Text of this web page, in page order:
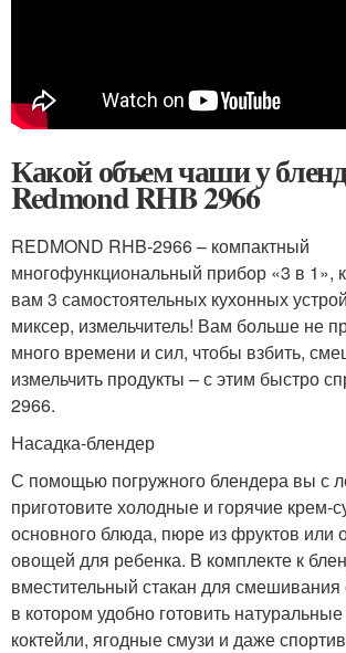
Какой объем чаши у
Redmond RHB 2966
REDMOND RHB-2966 – компактный
многофункциональный прибор «3 в 1»,
вам 3 самостоятельных кухонных
миксер, измельчитель! Вам больше не
много времени и сил, чтобы взбить,
измельчить продукты – с этим быстро
2966.
Насадка-блендер
С помощью погружного блендера вы с
приготовите холодные и горячие крем-
основного блюда, пюре из фруктов или
овощей для ребенка. В комплекте к
вместительный стакан для
в котором удобно готовить
коктейли, ягодные смузи и даже